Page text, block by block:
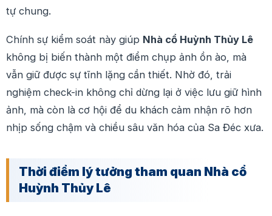
tự chung.
Chính sự kiểm soát này giúp Nhà cổ Huỳnh Thủy Lê
không bị biến thành một điểm chụp ảnh ồn ào, mà
vẫn giữ được sự tĩnh lặng cần thiết. Nhờ đó, trải
nghiệm check-in không chỉ dừng lại ở việc lưu giữ hình
ảnh, mà còn là cơ hội để du khách cảm nhận rõ hơn
nhịp sống chậm và chiều sâu văn hóa của Sa Đéc xưa.
Thời điểm lý tưởng tham quan Nhà cổ
Huỳnh Thủy Lê